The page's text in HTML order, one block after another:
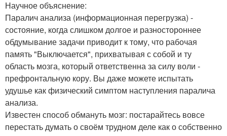
Научное объяснение:
Паралич анализа (информационная перегрузка) -
состояние, когда слишком долгое и разностороннее
обдумывание задачи приводит к тому, что рабочая
память "Выключается", прихватывая с собой и ту
область мозга, который ответственна за силу воли -
префронтальную кору. Вы даже можете испытать
удушье как физический симптом наступления паралича
анализа.
Известен способ обмануть мозг: постарайтесь вовсе
перестать думать о своём трудном деле как о собственно